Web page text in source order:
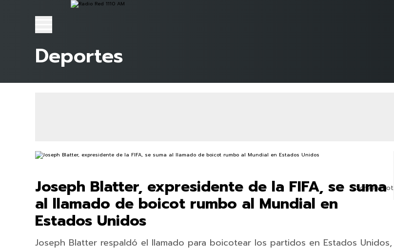
Deportes
Screenshot
Joseph Blatter, expresidente de la FIFA, se suma
al llamado de boicot rumbo al Mundial en
Estados Unidos
Joseph Blatter respaldó el llamado para boicotear los partidos en Estados Unidos,